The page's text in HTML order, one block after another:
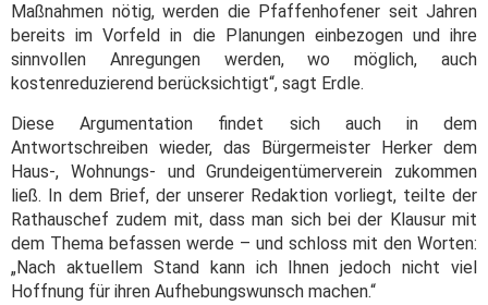
Maßnahmen nötig, werden die Pfaffenhofener seit Jahren
bereits im Vorfeld in die Planungen einbezogen und ihre
sinnvollen Anregungen werden, wo möglich, auch
kostenreduzierend berücksichtigt“, sagt Erdle.
Diese Argumentation findet sich auch in dem
Antwortschreiben wieder, das Bürgermeister Herker dem
Haus-, Wohnungs- und Grundeigentümerverein zukommen
ließ. In dem Brief, der unserer Redaktion vorliegt, teilte der
Rathauschef zudem mit, dass man sich bei der Klausur mit
dem Thema befassen werde – und schloss mit den Worten:
„Nach aktuellem Stand kann ich Ihnen jedoch nicht viel
Hoffnung für ihren Aufhebungswunsch machen.“